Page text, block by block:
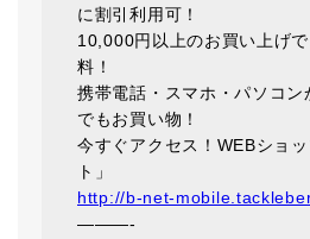
に割引利用可！
10,000円以上のお買い上げ
料！
携帯電話・スマホ・パソコン
でもお買い物！
今すぐアクセス！WEBショ
ト」
http://b-net-
———-